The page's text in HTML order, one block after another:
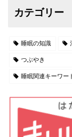
カテゴリー
睡眠の知識
つぶやき
睡眠関連キーワー